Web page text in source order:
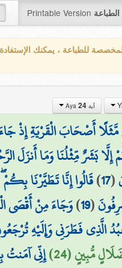
Printable Version
للطباعة ، يمكنك
آية Aya 24
أَصْحَابَ الْقَرْيَةِ إِذْ
إِلَّا بَشَرٌ مِّثْلُنَا وَمَا
(
17
)قَالُوا إِنَّا تَطَيَّرْنَا
(
19
)وَجَاءَ مِنْ أَقْصَى
الَّذِي فَطَرَنِي وَإِلَيْهِ
مُّبِينٍ (24)
إِنِّي